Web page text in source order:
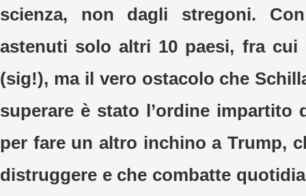
scienza, non dagli stregoni.
astenuti solo altri 10 paesi, fra cui
(sig!), ma il vero ostacolo che
superare è stato l’ordine impartito
per fare un altro inchino a Trump,
distruggere e che combatte